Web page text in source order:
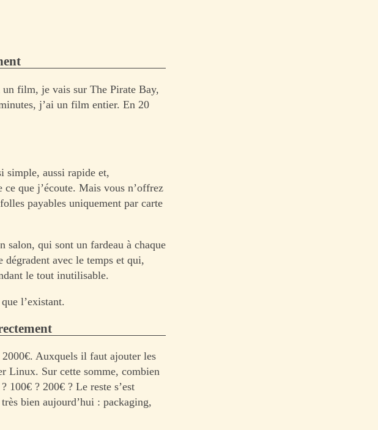
film, je vais sur The Pirate Bay,
j’ai un film entier. En 20
simple, aussi rapide et,
que j’écoute. Mais vous n’offrez
payables uniquement par carte
salon, qui sont un fardeau à chaque
avec le temps et qui,
le tout inutilisable.
l’existant.
Auxquels il faut ajouter les
Linux. Sur cette somme, combien
100€ ? 200€ ? Le reste s’est
bien aujourd’hui : packaging,